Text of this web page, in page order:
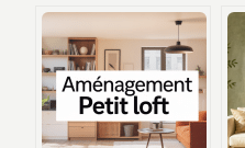
ses peintures
comme un pro